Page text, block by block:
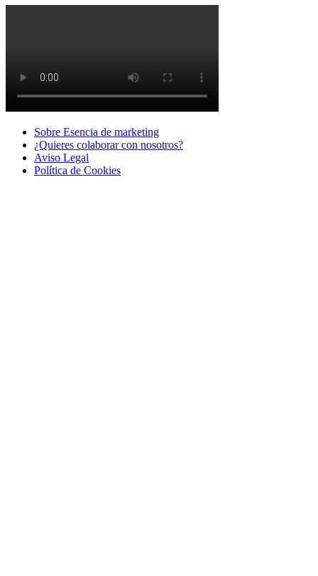
Sobre Esencia de marketing
¿Quieres colaborar con nosotros?
Aviso Legal
Polí­tica de Cookies